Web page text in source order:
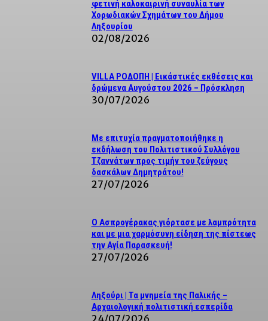
φετινή καλοκαιρινή συναυλία των
Χορωδιακών Σχημάτων του Δήμου
Ληξουρίου
02/08/2026
VILLA ΡΟΔΟΠΗ | Εικάστικές εκθέσεις και
δρώμενα Αυγούστου 2026 – Πρόσκληση
30/07/2026
Με επιτυχία πραγματοποιήθηκε η
εκδήλωση του Πολιτιστικού Συλλόγου
Τζαννάτων προς τιμήν του ζεύγους
δασκάλων Δημητράτου!
27/07/2026
Ο Ασπρογέρακας γιόρτασε με λαμπρότητα
και με μια χαρμόσυνη είδηση της πίστεως
την Αγία Παρασκευή!
27/07/2026
Ληξούρι | Τα μνημεία της Παλικής –
Αρχαιολογική πολιτιστική εσπερίδα